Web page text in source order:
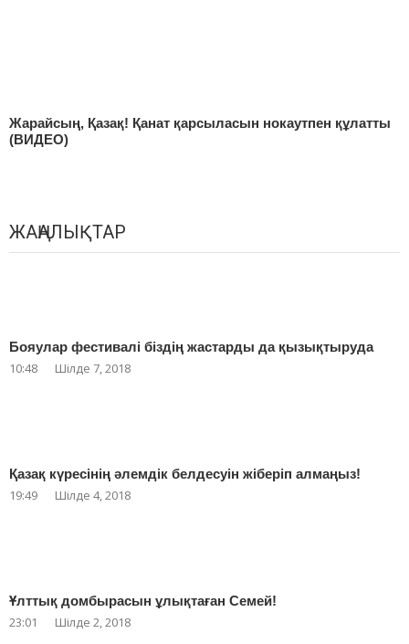
Жарайсың, Қазақ! Қанат қарсыласын нокаутпен құлатты
(ВИДЕО)
ЖАҢАЛЫҚТАР
Бояулар фестивалі біздің жастарды да қызықтыруда
10:48 Шілде 7, 2018
Қазақ күресінің әлемдік белдесуін жіберіп алмаңыз!
19:49 Шілде 4, 2018
Ұлттық домбырасын ұлықтаған Семей!
23:01 Шілде 2, 2018